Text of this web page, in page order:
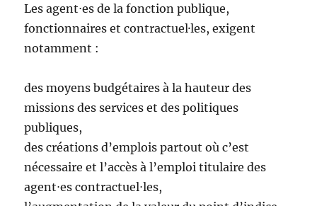
Les agent⋅es de la fonction publique,
fonctionnaires et contractuel·les, exigent
notamment :
des moyens budgétaires à la hauteur des
missions des services et des politiques
publiques,
des créations d’emplois partout où c’est
nécessaire et l’accès à l’emploi titulaire des
agent⋅es contractuel⋅les,